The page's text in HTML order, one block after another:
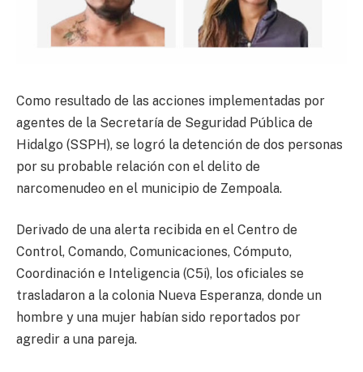
Como resultado de las acciones implementadas por
agentes de la Secretaría de Seguridad Pública de
Hidalgo (SSPH), se logró la detención de dos personas
por su probable relación con el delito de
narcomenudeo en el municipio de Zempoala.
Derivado de una alerta recibida en el Centro de
Control, Comando, Comunicaciones, Cómputo,
Coordinación e Inteligencia (C5i), los oficiales se
trasladaron a la colonia Nueva Esperanza, donde un
hombre y una mujer habían sido reportados por
agredir a una pareja.